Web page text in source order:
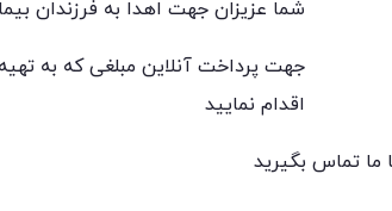
شما عزیزان جهت اهدا به فرزندان
جهت پرداخت آنلاین مبلغی که به
اقدام نمایید
ما تماس بگیرید